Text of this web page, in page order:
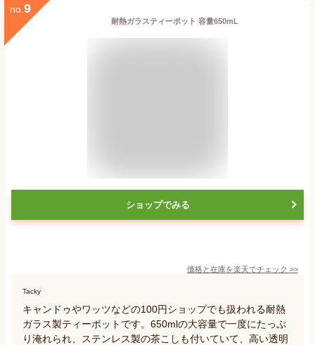
no. 9
耐熱ガラスティーポット 容量650mL
ショップでみる
価格と在庫を楽天でチェック >>
Tacky
キャンドゥやワッツなどの100円ショップでも扱われる耐熱
ガラス製ティーポットです。650mlの大容量で一度にたっぷ
り淹れられ、ステンレス製の茶こしも付いていて、高い透明